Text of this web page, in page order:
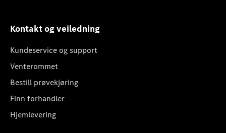
Kontakt og veiledning
Kundeservice og support
Venterommet
Bestill prøvekjøring
Finn forhandler
Hjemlevering